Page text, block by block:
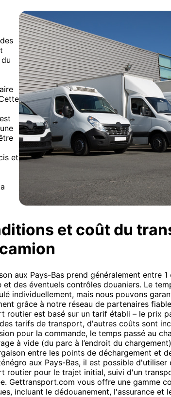
et
et coût du
aux Pays-Bas prend généralement entre
et des éventuels contrôles douaniers. Le
individuellement, mais nous pouvons
grâce à notre réseau de partenaires
routier est basé sur un tarif établi – le prix
tarifs de transport, d'autres coûts sont
pour la commande, le temps passé au
à vide (du parc à l’endroit du
entre les points de déchargement et
aux Pays-Bas, il est possible d'utiliser
routier pour le trajet initial, suivi d'un
Gettransport.com vous offre une gamme
incluant le dédouanement, l'assurance et